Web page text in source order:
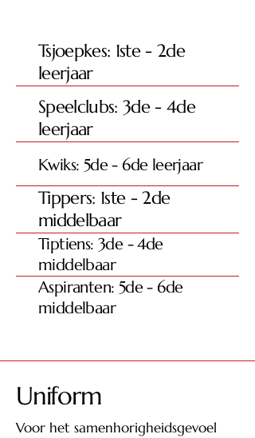
Tsjoepkes: 1ste - 2de
leerjaar
Speelclubs: 3de - 4de
leerjaar
Kwiks: 5de - 6de leerjaar
Tippers: 1ste - 2de
middelbaar
Tiptiens: 3de - 4de
middelbaar
Aspiranten: 5de - 6de
middelbaar
Uniform
Voor het samenhorigheidsgevoel